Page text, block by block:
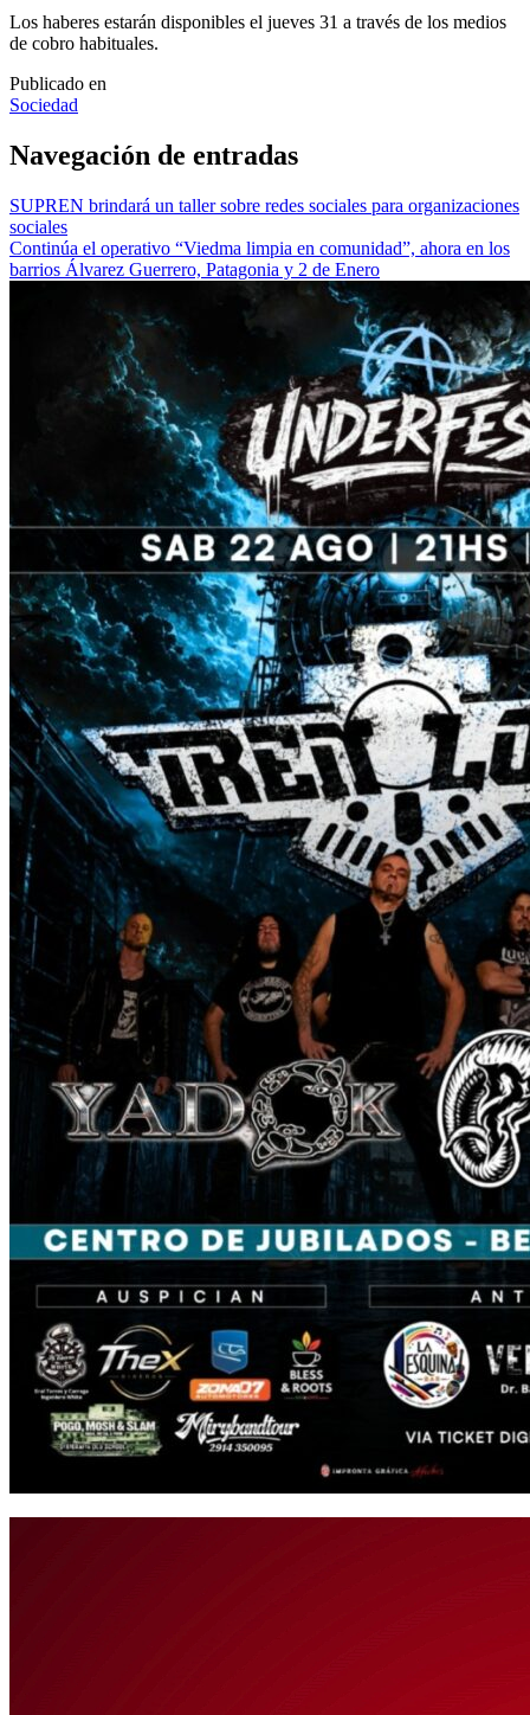
Los haberes estarán disponibles el jueves 31 a través de los medios
de cobro habituales.
Publicado en
Sociedad
Navegación de entradas
SUPREN brindará un taller sobre redes sociales para organizaciones
sociales
Continúa el operativo “Viedma limpia en comunidad”, ahora en los
barrios Álvarez Guerrero, Patagonia y 2 de Enero